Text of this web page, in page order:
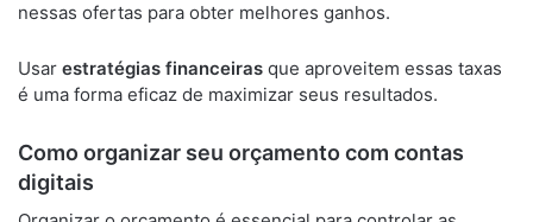
nessas ofertas para obter melhores ganhos.
Usar estratégias financeiras que aproveitem essas taxas
é uma forma eficaz de maximizar seus resultados.
Como organizar seu orçamento com contas
digitais